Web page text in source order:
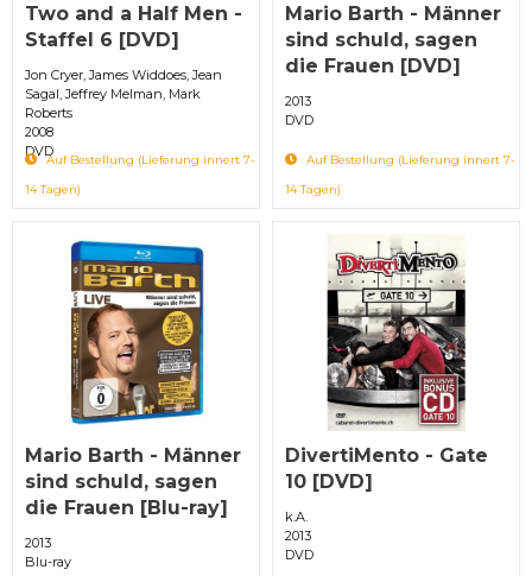
Two and a Half Men -
Staffel 6 [DVD]
Jon Cryer, James Widdoes, Jean
Sagal, Jeffrey Melman, Mark
Roberts
2008
DVD
Auf Bestellung (Lieferung innert 7-
14 Tagen)
Mario Barth - Männer
sind schuld, sagen
die Frauen [DVD]
2013
DVD
Auf Bestellung (Lieferung innert 7-
14 Tagen)
Mario Barth - Männer
sind schuld, sagen
die Frauen [Blu-ray]
2013
Blu-ray
DivertiMento - Gate
10 [DVD]
k.A.
2013
DVD